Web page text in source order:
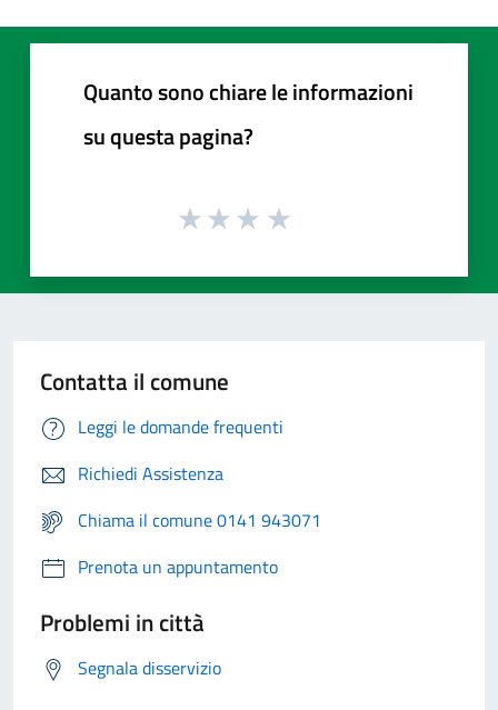
Quanto sono chiare le informazioni
su questa pagina?
Contatta il comune
Leggi le domande frequenti
Richiedi Assistenza
Chiama il comune 0141 943071
Prenota un appuntamento
Problemi in città
Segnala disservizio